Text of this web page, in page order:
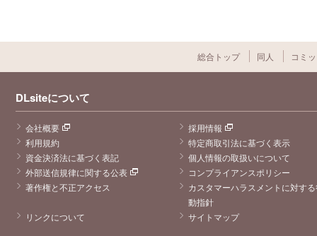
総合トップ 同人 コミ
DLsiteについて
会社概要
採用情報
利用規約
特定商取引法に基づく表示
資金決済法に基づく表記
個人情報の取扱いについて
外部送信規律に関する公表
コンプライアンスポリシー
著作権と不正アクセス
カスタマーハラスメントに対す
動指針
リンクについて
サイトマップ